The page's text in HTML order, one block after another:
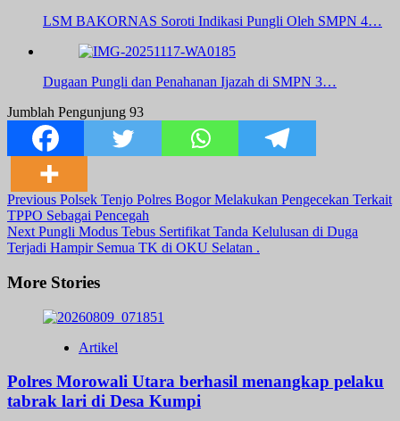
LSM BAKORNAS Soroti Indikasi Pungli Oleh SMPN 4…
Dugaan Pungli dan Penahanan Ijazah di SMPN 3…
Jumblah Pengunjung 93
Post
Navigation
Previous Polsek Tenjo Polres Bogor Melakukan Pengecekan Terkait
TPPO Sebagai Pencegah
Next Pungli Modus Tebus Sertifikat Tanda Kelulusan di Duga
Terjadi Hampir Semua TK di OKU Selatan .
More Stories
Artikel
Polres Morowali Utara berhasil menangkap pelaku
tabrak lari di Desa Kumpi